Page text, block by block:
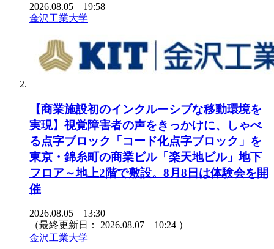
2026.08.05 19:58
金沢工業大学
【商業施設初のインクルーシブな移動環境を
実現】視覚障害者の声をきっかけに、しゃべ
る点字ブロック「コード化点字ブロック」を
東京・錦糸町の商業ビル「楽天地ビル」地下
フロア～地上2階で敷設。8月8日は体験会を開
催
2026.08.05 13:30
（最終更新日： 2026.08.07 10:24 ）
金沢工業大学